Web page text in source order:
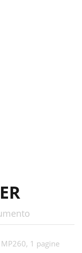
1 pagine